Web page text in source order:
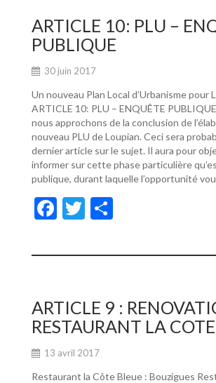
o
o
k
er
ARTICLE 10: PLU –
PUBLIQUE
30 juin 2017
Un nouveau Plan Local d’Urbanisme pour
ARTICLE 10: PLU – ENQUÊTE
nous approchons de la conclusion de
nouveau PLU de Loupian. Ceci sera
dernier article sur le sujet. Il aura pour
informer sur cette phase particulière
publique, durant laquelle l’opportunité
F
e
o
o
k
T
itt ta
er
ARTICLE 9 :
RESTAURANT LA
13 avril 2017
Restaurant la Côte Bleue : Bouzigues